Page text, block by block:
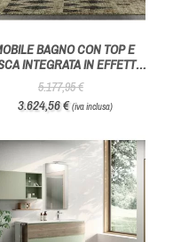
BAGNO CON TOP E
INTEGRATA IN EFFETTO
LEGNO - AZZURRA BAGNI
5.177,95 €
3.624,56 €(iva inclusa)